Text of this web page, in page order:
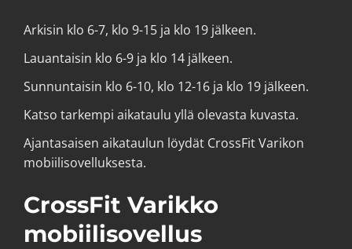
Arkisin klo 6-7, klo 9-15 ja klo 19 jälkeen.
Lauantaisin klo 6-9 ja klo 14 jälkeen.
Sunnuntaisin klo 6-10, klo 12-16 ja klo 19 jälkeen.
Katso tarkempi aikataulu yllä olevasta kuvasta.
Ajantasaisen aikataulun löydät CrossFit Varikon
mobiilisovelluksesta.
CrossFit Varikko
mobiilisovellus